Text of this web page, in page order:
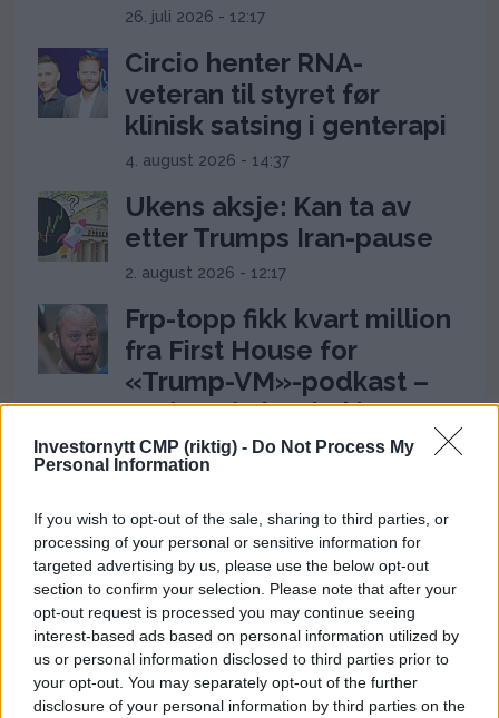
Investornytt CMP (riktig) - Do Not Process My
Personal Information
If you wish to opt-out of the sale, sharing to third parties, or
processing of your personal or sensitive information for
targeted advertising by us, please use the below opt-out
section to confirm your selection. Please note that after your
opt-out request is processed you may continue seeing
interest-based ads based on personal information utilized by
us or personal information disclosed to third parties prior to
your opt-out. You may separately opt-out of the further
disclosure of your personal information by third parties on the
26. juli 2026 - 12:17
Circio henter RNA-
veteran til styret før
klinisk satsing i genterapi
4. august 2026 - 14:37
Ukens aksje: Kan ta av
etter Trumps Iran-pause
2. august 2026 - 12:17
Frp-topp fikk kvart million
fra First House for
«Trump-VM»-podkast –
Rødts Mímir Kristjánsson
raser